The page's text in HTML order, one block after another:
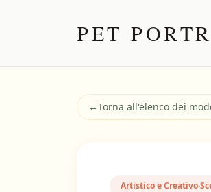
PET
←Torna all'elenco dei
Artistico e Creativo·